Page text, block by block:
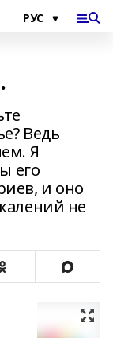
Ведь
Я
его
и оно
не